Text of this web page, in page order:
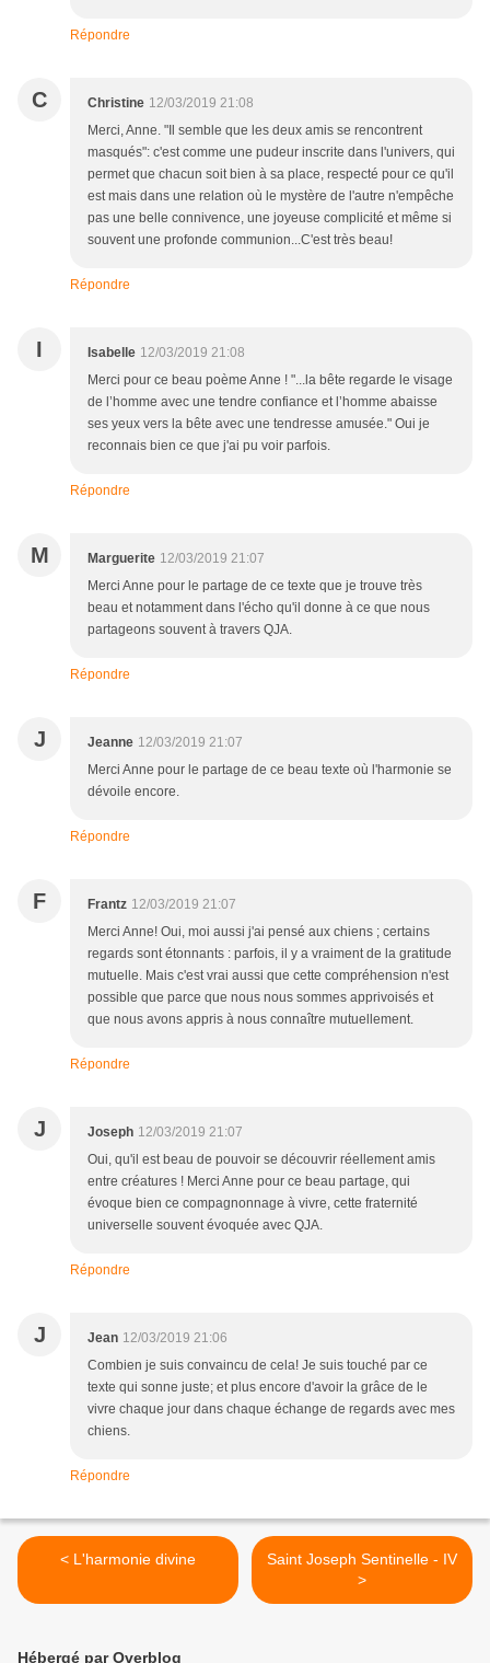
Répondre
C Christine 12/03/2019 21:08
Merci, Anne. "Il semble que les deux amis se rencontrent
masqués": c'est comme une pudeur inscrite dans l'univers, qui
permet que chacun soit bien à sa place, respecté pour ce qu'il
est mais dans une relation où le mystère de l'autre n'empêche
pas une belle connivence, une joyeuse complicité et même si
souvent une profonde communion...C'est très beau!
Répondre
I Isabelle 12/03/2019 21:08
Merci pour ce beau poème Anne ! "...la bête regarde le visage
de l’homme avec une tendre confiance et l’homme abaisse
ses yeux vers la bête avec une tendresse amusée." Oui je
reconnais bien ce que j'ai pu voir parfois.
Répondre
M Marguerite 12/03/2019 21:07
Merci Anne pour le partage de ce texte que je trouve très
beau et notamment dans l'écho qu'il donne à ce que nous
partageons souvent à travers QJA.
Répondre
J Jeanne 12/03/2019 21:07
Merci Anne pour le partage de ce beau texte où l'harmonie se
dévoile encore.
Répondre
F Frantz 12/03/2019 21:07
Merci Anne! Oui, moi aussi j'ai pensé aux chiens ; certains
regards sont étonnants : parfois, il y a vraiment de la gratitude
mutuelle. Mais c'est vrai aussi que cette compréhension n'est
possible que parce que nous nous sommes apprivoisés et
que nous avons appris à nous connaître mutuellement.
Répondre
J Joseph 12/03/2019 21:07
Oui, qu'il est beau de pouvoir se découvrir réellement amis
entre créatures ! Merci Anne pour ce beau partage, qui
évoque bien ce compagnonnage à vivre, cette fraternité
universelle souvent évoquée avec QJA.
Répondre
J Jean 12/03/2019 21:06
Combien je suis convaincu de cela! Je suis touché par ce
texte qui sonne juste; et plus encore d'avoir la grâce de le
vivre chaque jour dans chaque échange de regards avec mes
chiens.
Répondre
< L'harmonie divine
Saint Joseph Sentinelle - IV
>
Hébergé par Overblog